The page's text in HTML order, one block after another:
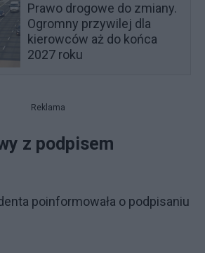
Prawo drogowe do zmiany.
Ogromny przywilej dla
kierowców aż do końca
2027 roku
Reklama
z podpisem
poinformowała o podpisaniu